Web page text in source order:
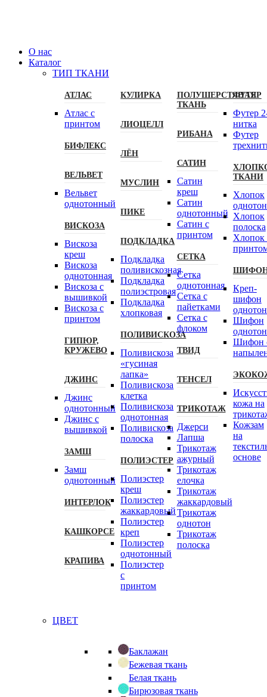
О нас
Каталог
ТИП ТКАНИ
АТЛАС
Атлас с
принтом
БИФЛЕКС
ВЕЛЬВЕТ
Вельвет
однотонный
ВИСКОЗА
Вискоза
креш
Вискоза
однотонная
Вискоза с
вышивкой
Вискоза с
принтом
ГИПЮР,
КРУЖЕВО
ДЖИНС
Джинс
однотонный
Джинс с
вышивкой
ЗАМШ
Замш
однотонный
ИНТЕРЛОК
КАШКОРСЕ
КРАПИВА
КУЛИРКА
ЛИОЦЕЛЛ
ЛЁН
МУСЛИН
ПИКЕ
ПОДКЛАДКА
Подкладка
поливискозная
Подкладка
полиэстровая
Подкладка
хлопковая
ПОЛИВИСКОЗА
Поливискоза
«гусиная
лапка»
Поливискоза
клетка
Поливискоза
однотонная
Поливискоза
полоска
ПОЛИЭСТЕР
Полиэстeр
креш
Полиэстер
жаккардовый
Полиэстер
креп
Полиэстер
однотонный
Полиэстер
с
принтом
ПОЛУШЕРСТЯНАЯ
ТКАНЬ
РИБАНА
САТИН
Сатин
креш
Сатин
однотонный
Сатин с
принтом
СЕТКА
Сетка
однотонная
Сетка с
пайетками
Сетка с
флоком
ТВИД
ТЕНСЕЛ
ТРИКОТАЖ
Джерси
Лапша
Трикотаж
ажурный
Трикотаж
елочка
Трикотаж
жаккардовый
Трикотаж
однотон
Трикотаж
полоска
ФУТЕР
Футер
нитка
Футер
ТКАНИ
Хлопок
Хлопок
полоска
Хлопок
Креп-
шифон
Шифон
Шифон
кожа на
Кожзам
на
основе
ЦВЕТ
Баклажан
Бежевая ткань
Белая ткань
Бирюзовая ткань